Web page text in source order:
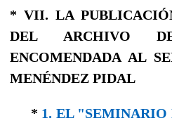
* VII. LA
DEL ARCHIVO
ENCOMENDADA AL
MENÉNDEZ PIDAL
* 1. EL